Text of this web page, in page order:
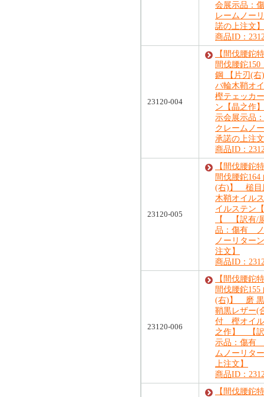
会展示品：
レームノー
諾の上注文】
商品ID：
23120-004
【間伐腰
間伐腰鉈150
鋼 【片刃(右
バ輪木鞘オ
樫テェッカ
ン【晶之作
示会展示品
クレームノ
承諾の上注
商品ID：
23120-005
【間伐腰
間伐腰鉈164
(右)】 槌目
木鞘オイル
イルステン
【 【訳有/
品：傷有 ノ
ノーリター
注文】
商品ID：
23120-006
【間伐腰
間伐腰鉈155
(右)】 磨
鞘黒レザー(
付 樫オイル
之作】 【
示品：傷有
ムノーリタ
上注文】
商品ID：
【間伐腰